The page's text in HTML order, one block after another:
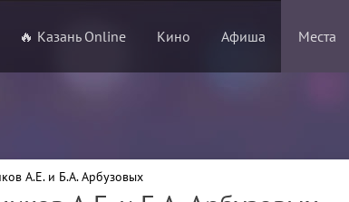
🔥 Казань Online Кино Афиша Места
А.Е. и Б.А. Арбузовых